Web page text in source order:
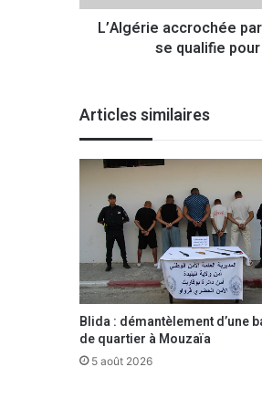
e
c
h
é
T
u
n
L’Algérie accrochée
se qualifie pour
Articles similaires
Blida : démantèlement d’une
de quartier à Mouzaïa
5 août 2026